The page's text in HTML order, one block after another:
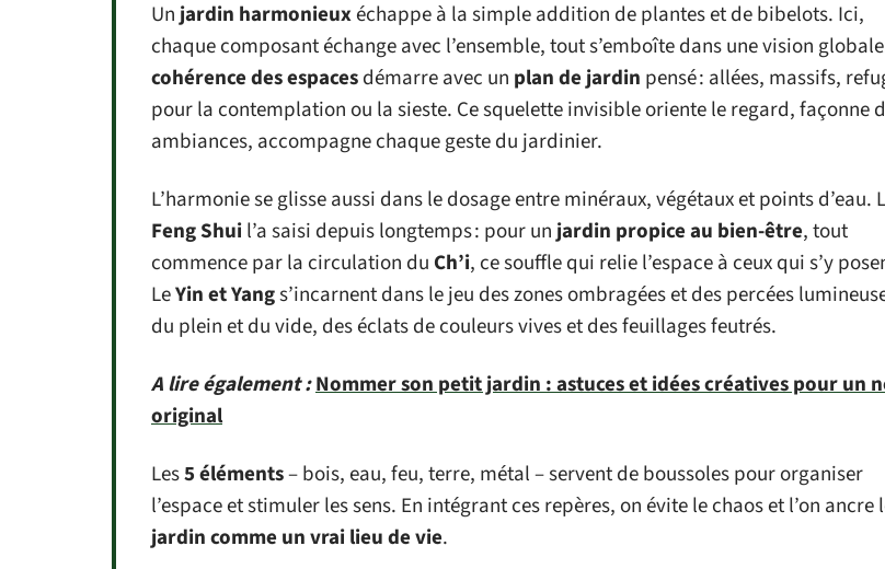
Unjardin harmonieuxéchappe à la simple addition de plantes et de bibelots. Ici,
chaque composant échange avec l’ensemble, tout s’emboîte dans une vision
cohérence des espacesdémarre avec un plan de jardin pensé : allées, massifs,
pour la contemplation ou la sieste. Ce squelette invisible oriente le regard, façonne
ambiances, accompagne chaque geste du jardinier.
L’harmonie se glisse aussi dans le dosage entre minéraux, végétaux et points d’eau.
Feng Shuil’a saisi depuis longtemps : pour unjardin propice au bien-être, tout
commence par la circulation du Ch’i, ce souffle qui relie l’espace à ceux qui s’y
LeYin et Yangs’incarnent dans le jeu des zones ombragées et des percées
du plein et du vide, des éclats de couleurs vives et des feuillages feutrés.
A lire également :Nommer son petit jardin : astuces et idées créatives pour un
original
Les5 éléments– bois, eau, feu, terre, métal – servent de boussoles pour organiser
l’espace et stimuler les sens. En intégrant ces repères, on évite le chaos et l’on ancre
jardin comme un vrai lieu de vie.